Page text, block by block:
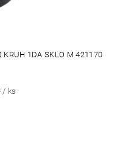
KRUH 1DA SKLO M 421170
/ ks